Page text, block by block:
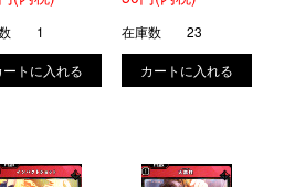
1 在庫数 23